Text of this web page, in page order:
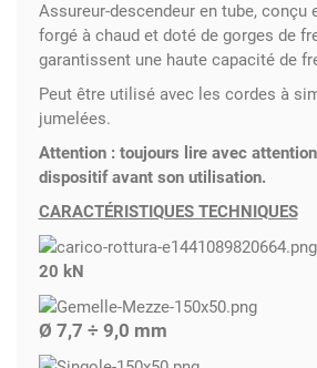
Assureur-descendeur en tube, conçu
forgé à chaud et doté de gorges de
garantissent une haute capacité de
Peut être utilisé avec les cordes à
jumelées.
Attention : toujours lire avec
dispositif avant son utilisation.
CARACTÉRISTIQUES TECHNIQUES
20 kN
Ø 7,7 ÷ 9,0 mm